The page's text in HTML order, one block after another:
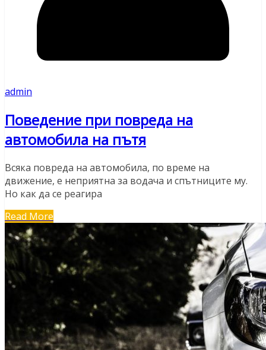
admin
Поведение при повреда на
автомобила на пътя
Всяка повреда на автомобила, по време на
движение, е неприятна за водача и спътниците му.
Но как да се реагира
Read More